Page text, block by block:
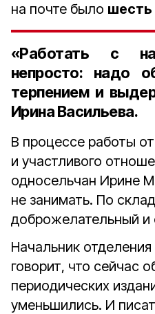
на почте было шесть
«Работать с
непросто: надо
терпением и
Ирина Васильева.
В процессе работы
и участливого
односельчан Ирине
не занимать. По
доброжелательный и
Начальник отделения
говорит, что сейчас
периодических
уменьшились. И